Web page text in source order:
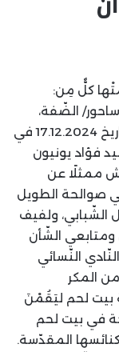
كلٌّ مِن:
الضّفة،
ونادي الكنعانيات للإبداع/الجليل، وذلك بتاريخ 17.12.2024 في
فؤاد يونيون
ممثلًا عن
صوالحة الطويل
ولفيف
ومتابعي الشّأن
النّسائي
المكر
بيت لحم ليَقُمْنَ
في بيت لحم
المقدّسة.